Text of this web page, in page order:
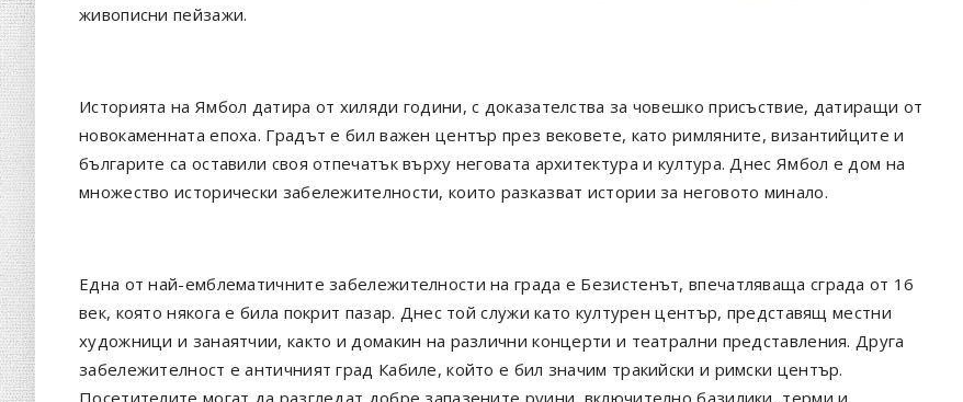
живописни пейзажи.
Историята на Ямбол датира от хиляди години, с доказателства за човешко присъствие, датиращи от
новокаменната епоха. Градът е бил важен център през вековете, като римляните, византийците и
българите са оставили своя отпечатък върху неговата архитектура и култура. Днес Ямбол е дом на
множество исторически забележителности, които разказват истории за неговото минало.
Една от най-емблематичните забележителности на града е Безистенът, впечатляваща сграда от 16
век, която някога е била покрит пазар. Днес той служи като културен център, представящ местни
художници и занаятчии, както и домакин на различни концерти и театрални представления. Друга
забележителност е античният град Кабиле, който е бил значим тракийски и римски център.
Посетителите могат да разгледат добре запазените руини, включително базилики, терми и